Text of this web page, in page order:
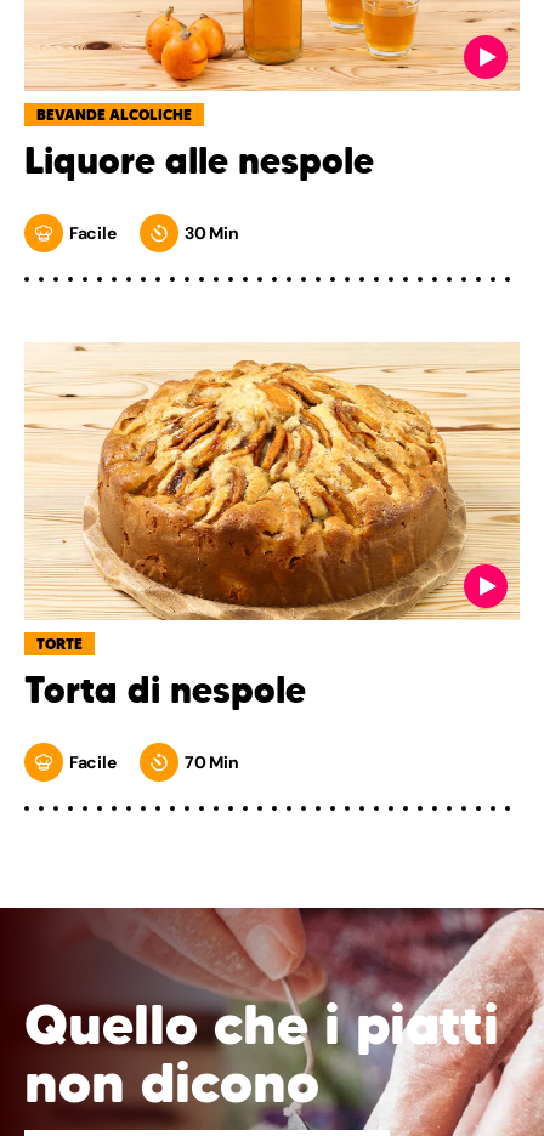
BEVANDE ALCOLICHE
Liquore alle nespole
Facile 30 Min
TORTE
Torta di nespole
Facile 70 Min
Quello che i piatti
non dicono